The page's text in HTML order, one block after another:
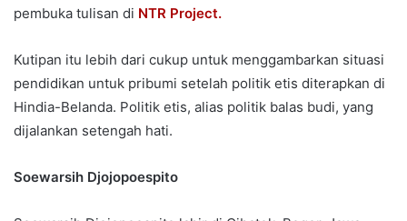
pembuka tulisan di NTR Project.
Kutipan itu lebih dari cukup untuk menggambarkan situasi
pendidikan untuk pribumi setelah politik etis diterapkan di
Hindia-Belanda. Politik etis, alias politik balas budi, yang
dijalankan setengah hati.
Soewarsih Djojopoespito